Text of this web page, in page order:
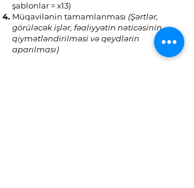
şablonlar = x13)
Müqavilənin tamamlanması (Şərtlər,
görüləcək işlər, fəaliyyətin nəticəsinin
qiymətləndirilməsi və qeydlərin
aparılması)